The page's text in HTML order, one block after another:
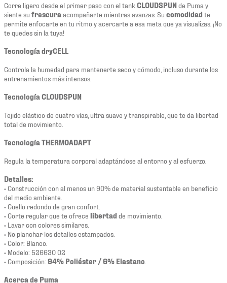
Corre ligero desde el primer paso con el tank CLOUDSPUNde Puma y
siente su frescura acompañarte mientras avanzas. Su comodidad te
permite enfocarte en tu ritmo y acercarte a esa meta que ya visualizas. ¡No
te quedes sin la tuya!
Tecnología dryCELL
Controla la humedad para mantenerte seco y cómodo, incluso durante los
entrenamientos más intensos.
Tecnología CLOUDSPUN
Tejido elástico de cuatro vías, ultra suave y transpirable, que te da libertad
total de movimiento.
Tecnología THERMOADAPT
Regula la temperatura corporal adaptándose al entorno y al esfuerzo.
Detalles:
• Construcción con al menos un 90% de material sustentable en beneficio
del medio ambiente.
• Cuello redondo de gran confort.
• Corte regular que te ofrece libertad de movimiento.
• Lavar con colores similares.
• No planchar los detalles estampados.
• Color: Blanco.
• Modelo: 526630 02
• Composición: 94% Poliéster / 6% Elastano
Acerca de Puma